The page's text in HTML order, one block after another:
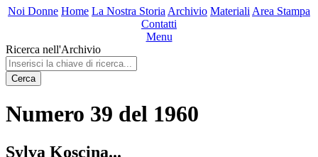
Noi Donne Home La Nostra Storia Archivio Materiali Area Stampa
Contatti
Menu
Ricerca nell'Archivio
Cerca
Numero 39 del 1960
Sylva Koscina...